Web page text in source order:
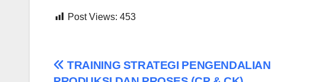
Post Views: 453
Post
TRAINING STRATEGI PENGENDALIAN